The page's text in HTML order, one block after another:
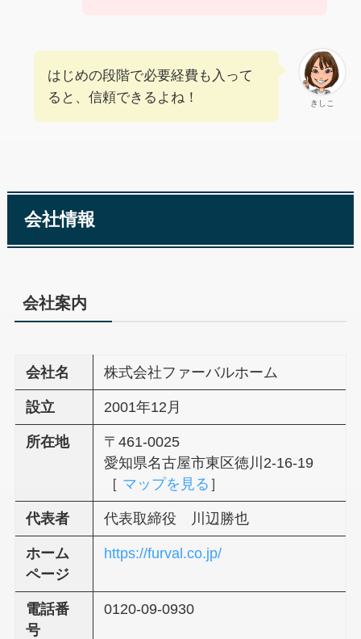
きしこ
はじめの段階で必要経費も入って
ると、信頼できるよね！
会社情報
会社案内
会社名 株式会社ファーバルホーム
設立 2001年12月
所在地
〒461-0025
愛知県名古屋市東区徳川2-16-19
［ マップを見る ］
代表者 代表取締役 川辺勝也
ホーム
ページ
https://furval.co.jp/
電話番
号
0120-09-0930